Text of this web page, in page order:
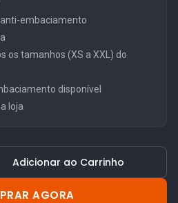
embaciamento
os tamanhos (XS a XXL) do
disponível
loja
Adicionar ao Carrinho
AGORA